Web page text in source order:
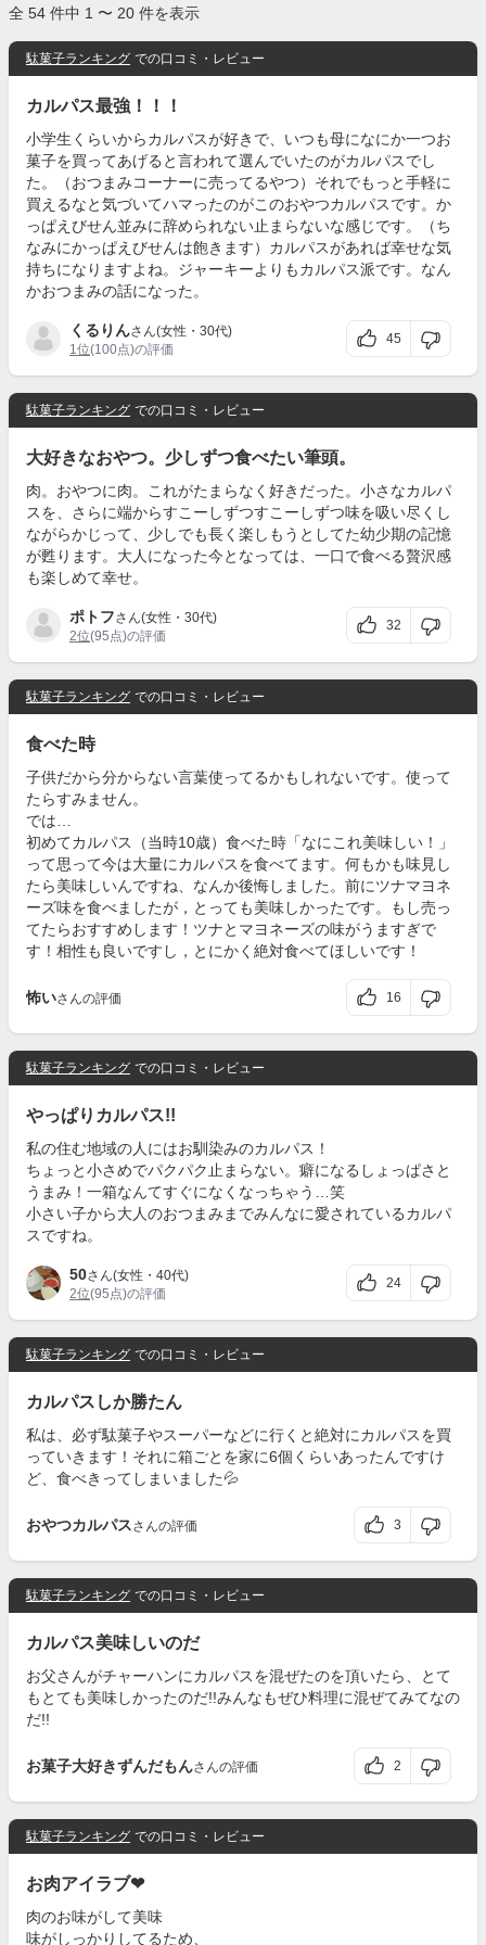
全 54 件中 1 〜 20 件を表示
駄菓子ランキング での口コミ・レビュー
カルパス最強！！！
小学生くらいからカルパスが好きで、いつも母になにか一つお
菓子を買ってあげると言われて選んでいたのがカルパスでし
た。（おつまみコーナーに売ってるやつ）それでもっと手軽に
買えるなと気づいてハマったのがこのおやつカルパスです。か
っぱえびせん並みに辞められない止まらないな感じです。（ち
なみにかっぱえびせんは飽きます）カルパスがあれば幸せな気
持ちになりますよね。ジャーキーよりもカルパス派です。なん
かおつまみの話になった。
くるりんさん(女性・30代)
1位(100点)の評価
45
駄菓子ランキング での口コミ・レビュー
大好きなおやつ。少しずつ食べたい筆頭。
肉。おやつに肉。これがたまらなく好きだった。小さなカルパ
スを、さらに端からすこーしずつすこーしずつ味を吸い尽くし
ながらかじって、少しでも長く楽しもうとしてた幼少期の記憶
が甦ります。大人になった今となっては、一口で食べる贅沢感
も楽しめて幸せ。
ポトフさん(女性・30代)
2位(95点)の評価
32
駄菓子ランキング での口コミ・レビュー
食べた時
子供だから分からない言葉使ってるかもしれないです。使って
たらすみません。
では…
初めてカルパス（当時10歳）食べた時「なにこれ美味しい！」
って思って今は大量にカルパスを食べてます。何もかも味見し
たら美味しいんですね、なんか後悔しました。前にツナマヨネ
ーズ味を食べましたが，とっても美味しかったです。もし売っ
てたらおすすめします！ツナとマヨネーズの味がうますぎで
す！相性も良いですし，とにかく絶対食べてほしいです！
怖いさんの評価 16
駄菓子ランキング での口コミ・レビュー
やっぱりカルパス!!
私の住む地域の人にはお馴染みのカルパス！
ちょっと小さめでパクパク止まらない。癖になるしょっぱさと
うまみ！一箱なんてすぐになくなっちゃう…笑
小さい子から大人のおつまみまでみんなに愛されているカルパ
スですね。
50さん(女性・40代)
2位(95点)の評価
24
駄菓子ランキング での口コミ・レビュー
カルパスしか勝たん
私は、必ず駄菓子やスーパーなどに行くと絶対にカルパスを買
っていきます！それに箱ごとを家に6個くらいあったんですけ
ど、食べきってしまいました💦
おやつカルパスさんの評価 3
駄菓子ランキング での口コミ・レビュー
カルパス美味しいのだ
お父さんがチャーハンにカルパスを混ぜたのを頂いたら、とて
もとても美味しかったのだ!!みんなもぜひ料理に混ぜてみてなの
だ!!
お菓子大好きずんだもんさんの評価 2
駄菓子ランキング での口コミ・レビュー
お肉アイラブ❤
肉のお味がして美味
味がしっかりしてるため、